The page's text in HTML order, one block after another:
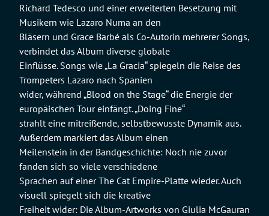
Richard Tedesco und einer erweiterten Besetzung mit
Musikern wie Lazaro Numa an den
Bläsern und Grace Barbé als Co-Autorin mehrerer Songs,
verbindet das Album diverse globale
Einflüsse. Songs wie „La Gracia“ spiegeln die Reise des
Trompeters Lazaro nach Spanien
wider, während „Blood on the Stage“ die Energie der
europäischen Tour einfängt. „Doing Fine“
strahlt eine mitreißende, selbstbewusste Dynamik aus.
Außerdem markiert das Album einen
Meilenstein in der Bandgeschichte: Noch nie zuvor
fanden sich so viele verschiedene
Sprachen auf einer The Cat Empire-Platte wieder. Auch
visuell spiegelt sich die kreative
Freiheit wider: Die Album-Artworks von Giulia McGauran